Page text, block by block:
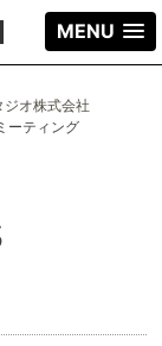
MENU
オ株式会社
ーティング